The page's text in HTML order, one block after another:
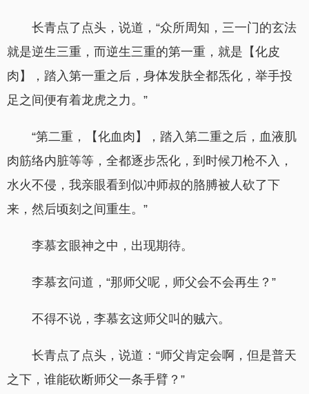
长青点了点头，说道，“众所周知，三一门的玄法
就是逆生三重，而逆生三重的第一重，就是【化皮
肉】，踏入第一重之后，身体发肤全都炁化，举手投
足之间便有着龙虎之力。”
“第二重，【化血肉】，踏入第二重之后，血液肌
肉筋络内脏等等，全都逐步炁化，到时候刀枪不入，
水火不侵，我亲眼看到似冲师叔的胳膊被人砍了下
来，然后顷刻之间重生。”
李慕玄眼神之中，出现期待。
李慕玄问道，“那师父呢，师父会不会再生？”
不得不说，李慕玄这师父叫的贼六。
长青点了点头，说道：“师父肯定会啊，但是普天
之下，谁能砍断师父一条手臂？”